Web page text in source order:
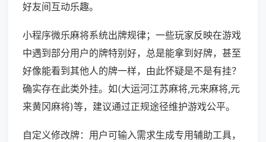
好友间互动乐趣。
小程序微乐麻将系统出牌规律；一些玩家反映在游戏
中遇到部分用户的牌特别好，总是能拿到好牌，甚至
好像能看到其他人的牌一样，由此怀疑是不是有挂？
确实存在此类外挂。如(大运河江苏麻将,元来麻将,元
来黄冈麻将)等，建议通过正规途径维护游戏公平。
自定义修改牌：用户可输入需求生成专用辅助工具，